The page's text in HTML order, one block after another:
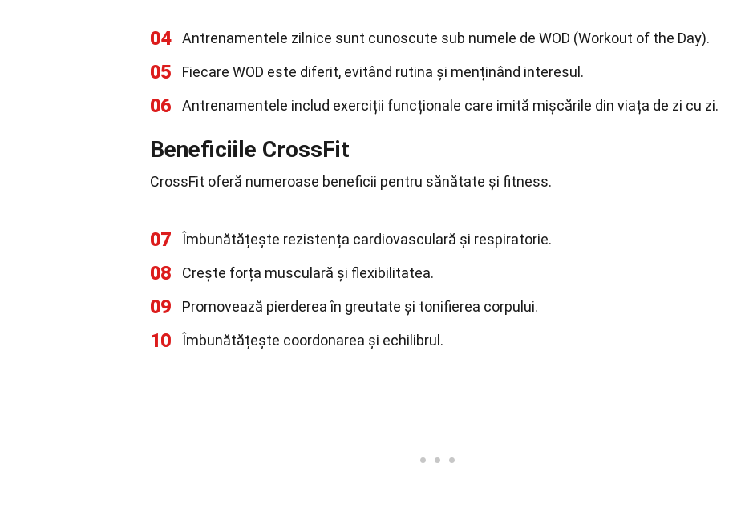
04 Antrenamentele zilnice sunt cunoscute sub numele de WOD (Workout of the Day).
05 Fiecare WOD este diferit, evitând rutina și menținând interesul.
06 Antrenamentele includ exerciții funcționale care imită mișcările din viața de zi cu zi.
Beneficiile CrossFit
CrossFit oferă numeroase beneficii pentru sănătate și fitness.
07 Îmbunătățește rezistența cardiovasculară și respiratorie.
08 Crește forța musculară și flexibilitatea.
09 Promovează pierderea în greutate și tonifierea corpului.
10 Îmbunătățește coordonarea și echilibrul.